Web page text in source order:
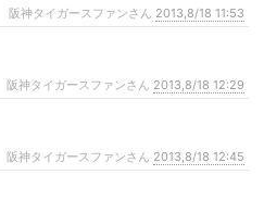
阪神タイガースファンさん 2013,8/18 11:53
阪神タイガースファンさん 2013,8/18 12:29
阪神タイガースファンさん 2013,8/18 12:45